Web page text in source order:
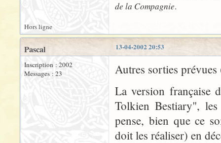
de la Compagnie.
Hors ligne
13-04-2002 20:53
Pascal
Inscription : 2002
Messages : 23
Autres sorties
La version française
Tolkien Bestiary",
pense, bien que ce
doit les réaliser) en